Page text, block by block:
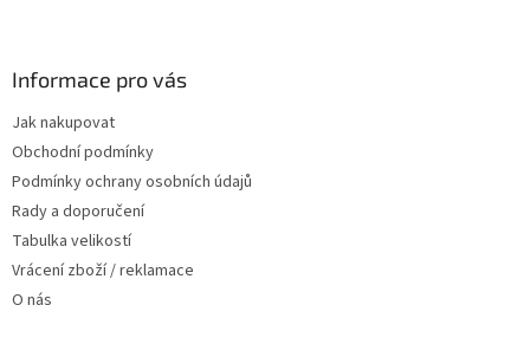
Informace pro vás
Jak nakupovat
Obchodní podmínky
Podmínky ochrany osobních údajů
Rady a doporučení
Tabulka velikostí
Vrácení zboží / reklamace
O nás